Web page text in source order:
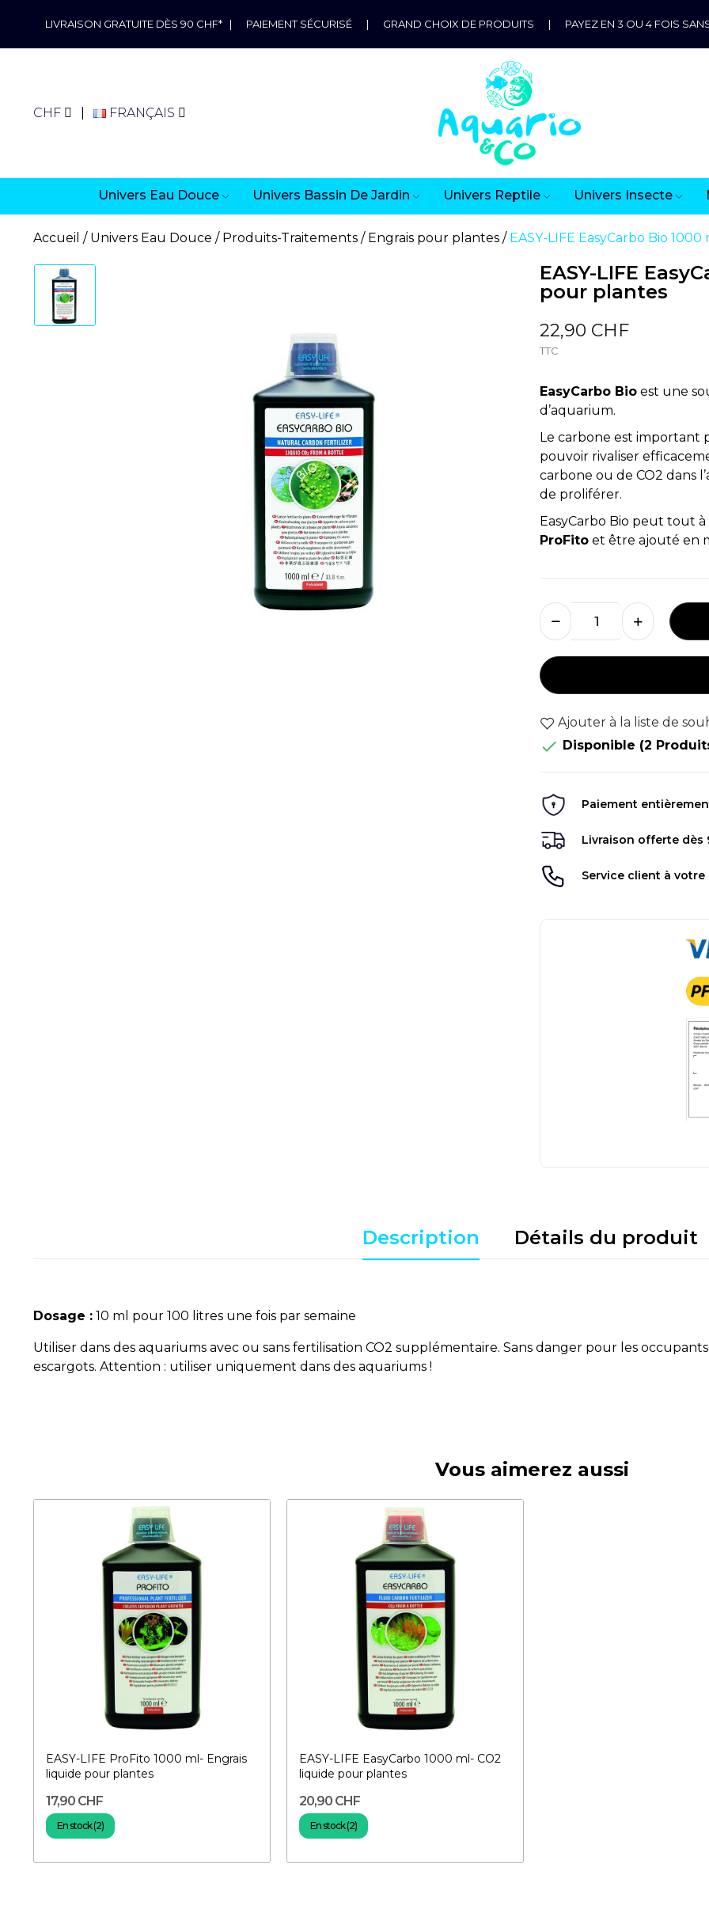
LIVRAISON GRATUITE DÈS 90 CHF* | PAIEMENT SÉCURISÉ | GRAND CHOIX DE PRODUITS | PAYEZ EN 3 OU 4 FOIS
CHF FRANÇAIS
Univers Eau Douce Univers Bassin De Jardin Univers Reptile Univers Insecte
Accueil Univers Eau Douce Produits-Traitements Engrais pour plantes EASY-LIFE EasyCarbo Bio
EASY-LIFE
pour plantes
22,90 CHF
TTC
EasyCarbo Bio est une
d’aquarium.
Le carbone est important
pouvoir rivaliser
carbone ou de CO2 dans
de proliférer.
EasyCarbo Bio peut tout
ProFito et être ajouté en
Ajouter à la liste de
 Disponible (2
Paiement
Livraison offerte dès
Service client à
Description Détails du produit
Dosage : 10 ml pour 100 litres une fois par semaine
Utiliser dans des aquariums avec ou sans fertilisation CO2 supplémentaire. Sans danger pour les
escargots. Attention : utiliser uniquement dans des aquariums !
Vous aimerez aussi
EASY-LIFE ProFito 1000 ml- Engrais
liquide pour plantes
17,90 CHF
En stock (2)
EASY-LIFE EasyCarbo 1000 ml- CO2
liquide pour plantes
20,90 CHF
En stock (2)